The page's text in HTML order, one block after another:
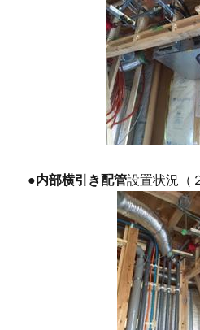
●内部横引き配管設置状況（